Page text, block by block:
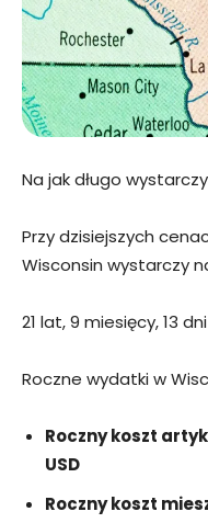
Na jak długo
Przy dzisiejszych
Wisconsin wystarczy
21 lat, 9 miesięcy, 13 dni
Roczne wydatki w
Roczny koszt
USD
Roczny koszt